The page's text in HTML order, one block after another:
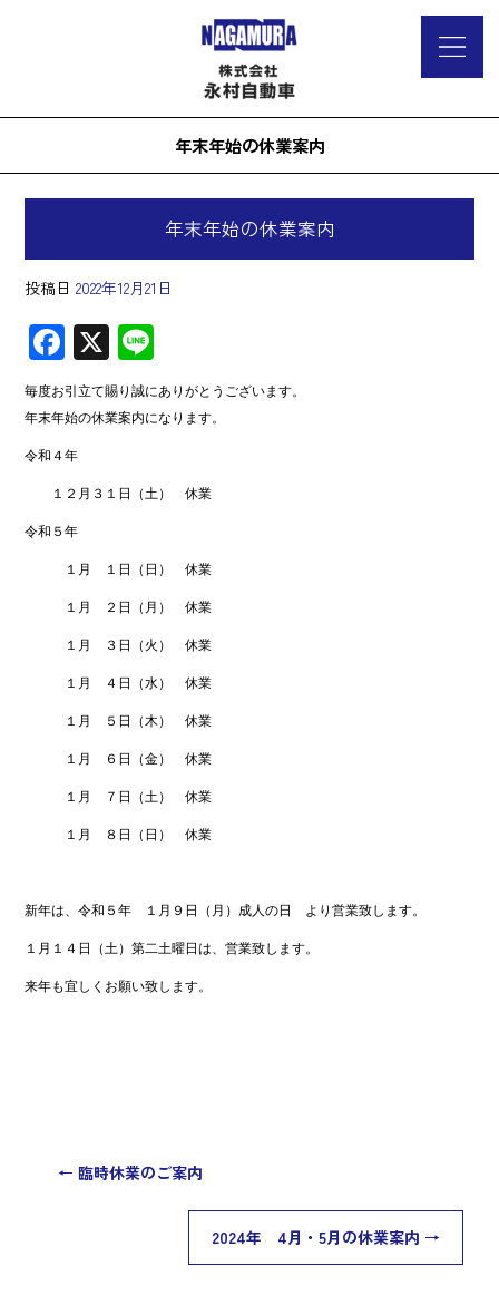
年末年始の休業案内
年末年始の休業案内
投稿日 2022年12月21日
F
ac
e
b
o
ok
X
ne
毎度お引立て賜り誠にありがとうございます。
年末年始の休業案内になります。
令和４年
１２月３１日（土） 休業
令和５年
１月 １日（日） 休業
１月 ２日（月） 休業
１月 ３日（火） 休業
１月 ４日（水） 休業
１月 ５日（木） 休業
１月 ６日（金） 休業
１月 ７日（土） 休業
１月 ８日（日） 休業
新年は、令和５年 １月９日（月）成人の日 より営業致します。
１月１４日（土）第二土曜日は、営業致します。
来年も宜しくお願い致します。
← 臨時休業のご案内
2024年 4月・5月の休業案内 →